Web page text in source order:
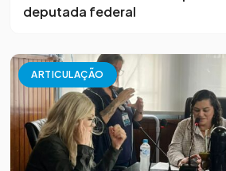
deputada federal
ARTICULAÇÃO